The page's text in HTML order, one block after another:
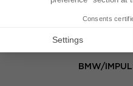
BMW 2.1
BMW/